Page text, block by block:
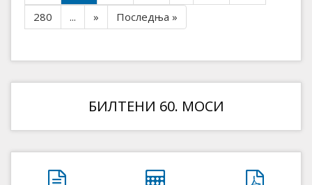
280
... » Последња »
БИЛТЕНИ 60. МОСИ